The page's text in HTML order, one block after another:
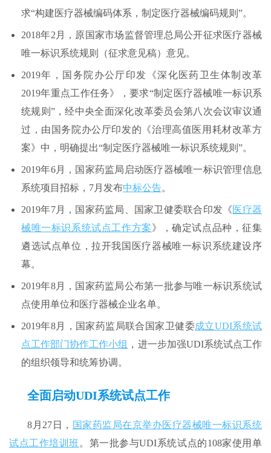
求“构建医疗器械编码体系，制定医疗器械编码规则”。
2018年2月，原国家市场监督管理总局公开征求医疗器械
唯一标识系统规则（征求意见稿）意见。
2019年，国务院办公厅印发《深化医药卫生体制改革
2019年重点工作任务》，要求“制定医疗器械唯一标识系
统规则”，经中央全面深化改革委员会第八次会议审议通
过，由国务院办公厅印发的《治理高值医用耗材改革方
案》中，明确提出“制定医疗器械唯一标识系统规则”。
2019年6月，国家药监局启动医疗器械唯一标识管理信息
系统项目招标，7月发布中标公告。
2019年7月，国家药监局、国家卫健委联合印发《医疗器
械唯一标识系统试点工作方案》，确定试点品种，征集
遴选试点单位，拉开我国医疗器械唯一标识系统建设序
幕。
2019年8月，国家药监局公布第一批参与唯一标识系统试
点使用单位和医疗器械企业名单。
2019年8月，国家药监局联合国家卫健委成立UDI系统试
点工作部门协作工作小组 ，进一步加强UDI系统试点工作
的组织领导和统筹协调。
全面启动UDI系统试点工作
8月27日， 国家药监局在京举办医疗器械唯一标识系统
试点工作培训班 。第一批参与UDI系统试点的108家使用单